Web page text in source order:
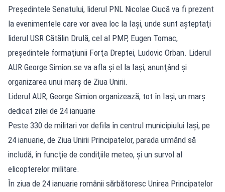
Preşedintele Senatului, liderul PNL Nicolae Ciucă va fi prezent
la evenimentele care vor avea loc la Iaşi, unde sunt aşteptaţi
liderul USR Cătălin Drulă, cel al PMP, Eugen Tomac,
preşedintele formaţiunii Forţa Dreptei, Ludovic Orban. Liderul
AUR George Simion.se va afla şi el la Iaşi, anunţând şi
organizarea unui marş de Ziua Unirii.
Liderul AUR, George Simion organizează, tot în Iași, un marş
dedicat zilei de 24 ianuarie
Peste 330 de militari vor defila în centrul municipiului Iaşi, pe
24 ianuarie, de Ziua Unirii Principatelor, parada urmând să
includă, în funcţie de condiţiile meteo, şi un survol al
elicopterelor militare.
În ziua de 24 ianuarie românii sărbătoresc Unirea Principatelor